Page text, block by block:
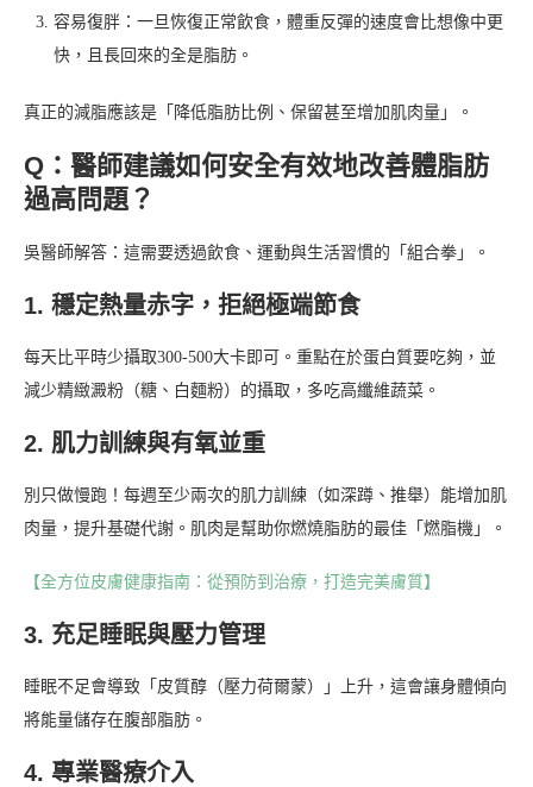
容易復胖：一旦恢復正常飲食，體重反彈的速度會比想像中更
快，且長回來的全是脂肪。
真正的減脂應該是「降低脂肪比例、保留甚至增加肌肉量」。
Q：醫師建議如何安全有效地改善體脂肪
過高問題？
吳醫師解答：這需要透過飲食、運動與生活習慣的「組合拳」。
1. 穩定熱量赤字，拒絕極端節食
每天比平時少攝取300-500大卡即可。重點在於蛋白質要吃夠，並
減少精緻澱粉（糖、白麵粉）的攝取，多吃高纖維蔬菜。
2. 肌力訓練與有氧並重
別只做慢跑！每週至少兩次的肌力訓練（如深蹲、推舉）能增加肌
肉量，提升基礎代謝。肌肉是幫助你燃燒脂肪的最佳「燃脂機」。
【全方位皮膚健康指南：從預防到治療，打造完美膚質】
3. 充足睡眠與壓力管理
睡眠不足會導致「皮質醇（壓力荷爾蒙）」上升，這會讓身體傾向
將能量儲存在腹部脂肪。
4. 專業醫療介入